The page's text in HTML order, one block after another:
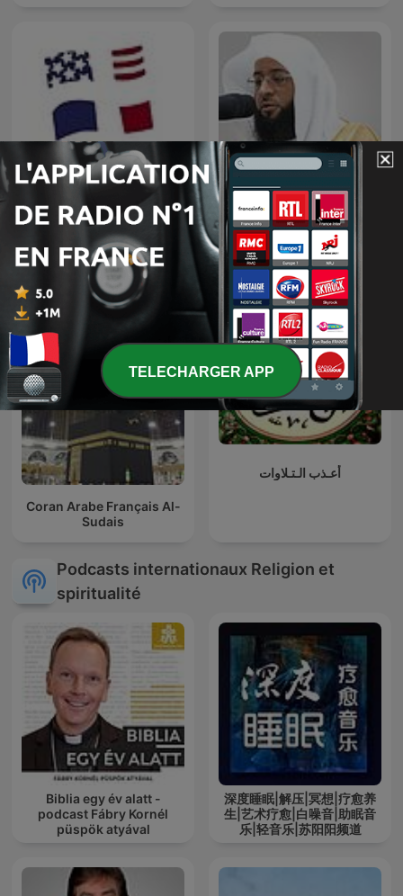
A Tour of France
Badr Al-Turki
Coran Arabe Français Al-
Sudais
أعـذب الـتـلاوات
Podcasts internationaux Religion et
spiritualité
Biblia egy év alatt -
podcast Fábry Kornél
püspök atyával
深度睡眠|解压|冥想|疗愈养
生|艺术疗愈|白噪音|助眠音
乐|轻音乐|苏阳阳频道
TELECHARGER APP